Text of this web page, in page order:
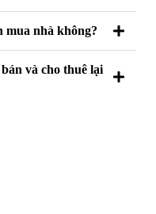
mua nhà không?
và cho thuê lại